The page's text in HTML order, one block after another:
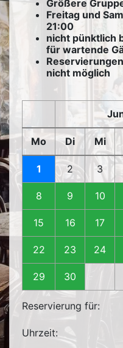
Größere
Freitag und
21:00
nicht pünktlich
für wartende
nicht möglich
Mo Di Mi
1 2 3
8 9 10
15 16 17
22 23 24
29 30
Reservierung für:
Uhrzeit: